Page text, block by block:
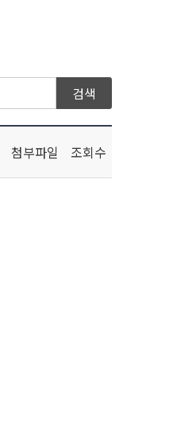
첨부파일 조회수